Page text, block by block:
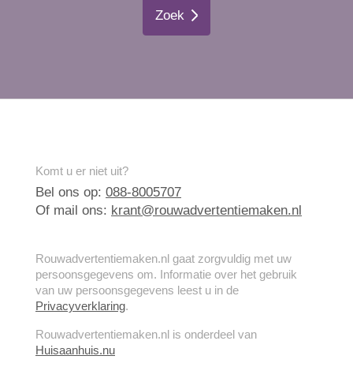
Zoek
Komt u er niet uit?
Bel ons op: 088-8005707
Of mail ons: krant@rouwadvertentiemaken.nl
Rouwadvertentiemaken.nl gaat zorgvuldig met uw
persoonsgegevens om. Informatie over het gebruik
van uw persoonsgegevens leest u in de
Privacyverklaring.
Rouwadvertentiemaken.nl is onderdeel van
Huisaanhuis.nu